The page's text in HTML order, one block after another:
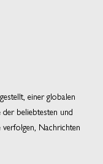
einer globalen
beliebtesten und
Nachrichten